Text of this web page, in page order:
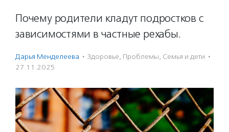
Почему родители кладут подростков с
зависимостями в частные рехабы.
Дарья Менделеева · Здоровье, Проблемы, Семья и дети ·
27.11.2025